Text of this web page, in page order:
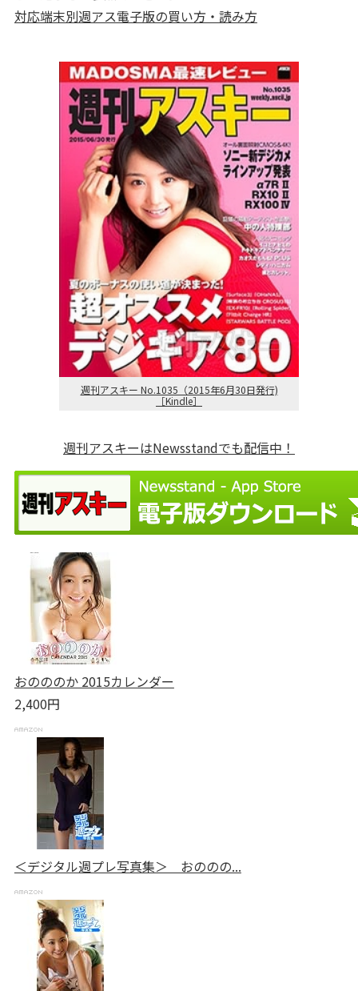
対応端末別週アス電子版の買い方・読み方
週刊アスキー No.1035（2015年6月30日発行)
［Kindle］
週刊アスキーはNewsstandでも配信中！
おのののか 2015カレンダー
2,400円
＜デジタル週プレ写真集＞ おののの...